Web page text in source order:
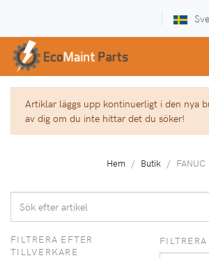
Artiklar läggs upp kontinuerligt i den nya
av dig om du inte hittar det du söker!
Hem Butik FANUC
FILTRERA EFTER
TILLVERKARE